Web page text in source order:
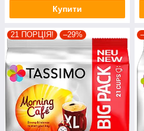
Купити
21 ПОРЦІЯ! –29%